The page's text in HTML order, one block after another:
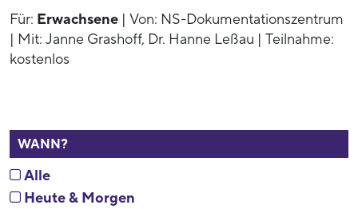
Für: Erwachsene | Von: NS-Dokumentationszentrum
| Mit: Janne Grashoff, Dr. Hanne Leßau | Teilnahme:
kostenlos
WANN?
Alle
Heute & Morgen